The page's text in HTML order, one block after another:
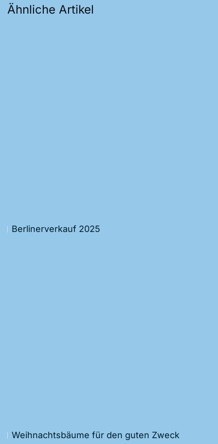
Ähnliche Artikel
Berlinerverkauf 2025
Weihnachtsbäume für den guten Zweck